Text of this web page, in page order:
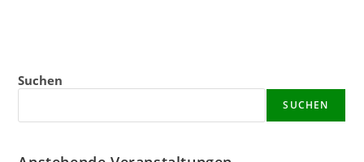
Suchen
SUCHEN